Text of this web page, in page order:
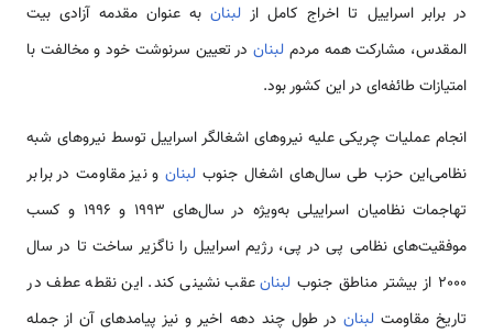
در برابر اسراییل تا اخراج کامل از لبنانبه عنوان مقدمه آزادی بیت
المقدس، مشارکت همه مردم لبناندر تعیین سرنوشت خود و مخالفت با
امتیازات طائفه‌ای در این کشور بود.
انجام عملیات چریکی علیه نیروهای اشغالگر اسراییل توسط نیروهای شبه
نظامی‌این حزب طی سال‌های اشغال جنوب لبنانو نیز مقاومت در برابر
تهاجمات نظامیان اسراییلی به‌ویژه در سال‌های 1993 و 1996 و کسب
موفقیت‌های نظامی‌ پی در پی، رژیم اسراییل را ناگزیر ساخت تا در سال
2000 از بیشتر مناطق جنوب
لبنانعقب نشینی کند. این نقطه عطف در
تاریخ مقاومتلبنان در طول چند دهه اخیر و نیز پیامدهای آن از جمله